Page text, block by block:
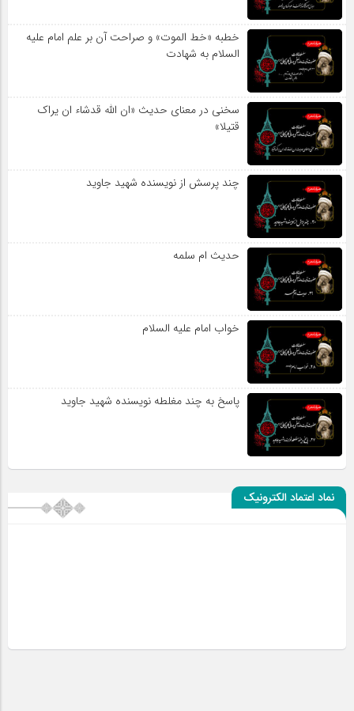
خطبه «خط الموت» و صراحت آن بر علم امام علیه
السلام به شهادت
سخنی در معنای حدیث «ان الله قدشاء ان یراک
قتیلا»
چند پرسش از نویسنده شهید جاوید
حدیث ام سلمه
خواب امام علیه السلام
پاسخ به چند مغلطه نویسنده شهید جاوید
نماد اعتماد الکترونیک